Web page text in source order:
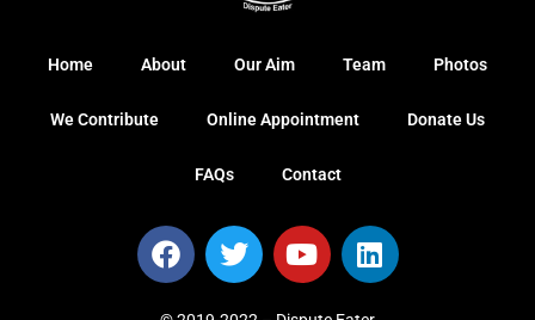
Home About Our Aim Team Photos
We Contribute Online Appointment Donate Us
FAQs Contact